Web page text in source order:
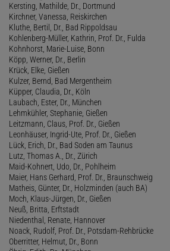
Kersting, Mathilde, Dr., Dortmund
Kirchner, Vanessa, Reiskirchen
Kluthe, Bertil, Dr., Bad Rippoldsau
Kohlenberg-Müller, Kathrin, Prof. Dr., Fulda
Kohnhorst, Marie-Luise, Bonn
Köpp, Werner, Dr., Berlin
Krück, Elke, Gießen
Kulzer, Bernd, Bad Mergentheim
Küpper, Claudia, Dr., Köln
Laubach, Ester, Dr., München
Lehmkühler, Stephanie, Gießen
Leitzmann, Claus, Prof. Dr., Gießen
Leonhäuser, Ingrid-Ute, Prof. Dr., Gießen
Lück, Erich, Dr., Bad Soden am Taunus
Lutz, Thomas A., Dr., Zürich
Maid-Kohnert, Udo, Dr., Pohlheim
Maier, Hans Gerhard, Prof. Dr., Braunschweig
Matheis, Günter, Dr., Holzminden (auch BA)
Moch, Klaus-Jürgen, Dr., Gießen
Neuß, Britta, Erftstadt
Niedenthal, Renate, Hannover
Noack, Rudolf, Prof. Dr., Potsdam-Rehbrücke
Oberritter, Helmut, Dr., Bonn